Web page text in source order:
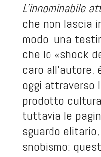
L'innominabile
che non lascia
modo, una
che lo «shock
caro all'autore,
oggi attraverso
prodotto
tuttavia le
sguardo
snobismo: